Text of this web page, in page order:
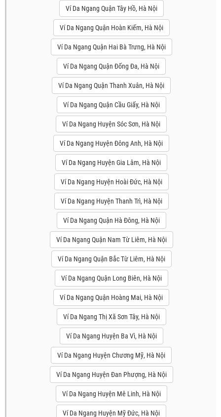
Ví Da Ngang Quận Tây Hồ, Hà Nội
Ví Da Ngang Quận Hoàn Kiếm, Hà Nội
Ví Da Ngang Quận Hai Bà Trưng, Hà Nội
Ví Da Ngang Quận Đống Đa, Hà Nội
Ví Da Ngang Quận Thanh Xuân, Hà Nội
Ví Da Ngang Quận Cầu Giấy, Hà Nội
Ví Da Ngang Huyện Sóc Sơn, Hà Nội
Ví Da Ngang Huyện Đông Anh, Hà Nội
Ví Da Ngang Huyện Gia Lâm, Hà Nội
Ví Da Ngang Huyện Hoài Đức, Hà Nội
Ví Da Ngang Huyện Thanh Trì, Hà Nội
Ví Da Ngang Quận Hà Đông, Hà Nội
Ví Da Ngang Quận Nam Từ Liêm, Hà Nội
Ví Da Ngang Quận Bắc Từ Liêm, Hà Nội
Ví Da Ngang Quận Long Biên, Hà Nội
Ví Da Ngang Quận Hoàng Mai, Hà Nội
Ví Da Ngang Thị Xã Sơn Tây, Hà Nội
Ví Da Ngang Huyện Ba Vì, Hà Nội
Ví Da Ngang Huyện Chương Mỹ, Hà Nội
Ví Da Ngang Huyện Đan Phượng, Hà Nội
Ví Da Ngang Huyện Mê Linh, Hà Nội
Ví Da Ngang Huyện Mỹ Đức, Hà Nội